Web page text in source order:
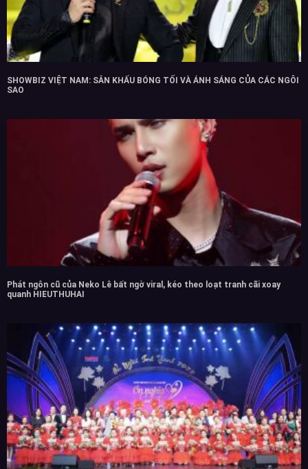
SHOWBIZ VIỆT NAM: SÂN KHẤU BÓNG TỐI VÀ ÁNH SÁNG CỦA CÁC NGÔI
SAO
Phát ngôn cũ của Neko Lê bất ngờ viral, kéo theo loạt tranh cãi xoay
quanh HIEUTHUHAI